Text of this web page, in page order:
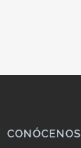
CONÓCENOS